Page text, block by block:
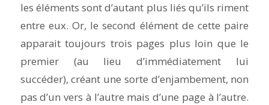
les éléments sont d’autant plus liés qu’ils riment
entre eux. Or, le second élément de cette paire
apparait toujours trois pages plus loin que le
premier (au lieu d’immédiatement lui
succéder), créant une sorte d’enjambement, non
pas d’un vers à l’autre mais d’une page à l’autre.